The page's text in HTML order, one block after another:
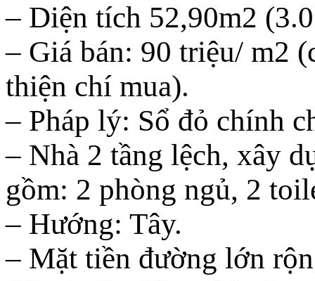
– Diện tích 52,90m2
– Giá bán: 90 triệu/ m2
thiện chí mua).
– Pháp lý: Sổ đỏ chính
– Nhà 2 tầng lệch, xây
gồm: 2 phòng ngủ, 2
– Hướng: Tây.
– Mặt tiền đường lớn